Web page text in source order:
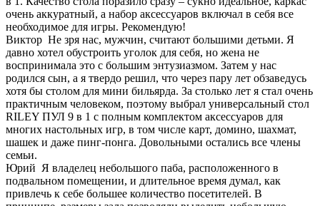
очень аккуратный, а набор аксессуаров включал в себя все
необходимое для игры. Рекомендую!
Виктор Не зря нас, мужчин, считают большими детьми. Я
давно хотел обустроить уголок для себя, но жена не
воспринимала это с большим энтузиазмом. Затем у нас
родился сын, а я твердо решил, что через пару лет обзаведусь
хотя бы столом для мини бильярда. За столько лет я стал очень
практичным человеком, поэтому выбрал универсальный стол
RILEY ПУЛ 9 в 1 с полным комплектом аксессуаров для
многих настольных игр, в том числе карт, домино, шахмат,
шашек и даже пинг-понга. Довольными остались все члены
семьи.
Юрий Я владелец небольшого паба, расположенного в
подвальном помещении, и длительное время думал, как
привлечь к себе большее количество посетителей. В